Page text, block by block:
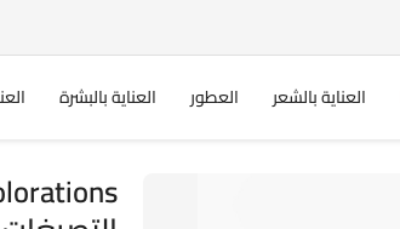
العناية بالشعر العطور العناية بالبشرة